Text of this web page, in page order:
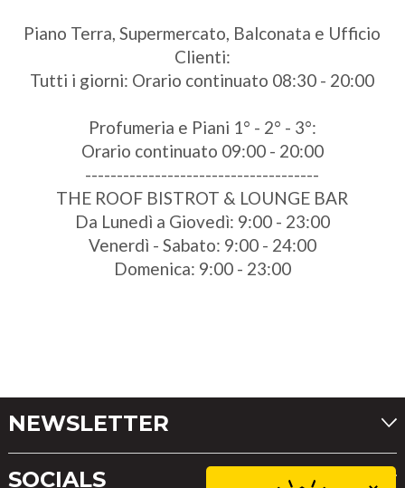
Piano Terra, Supermercato, Balconata e Ufficio
Clienti:
Tutti i giorni: Orario continuato 08:30 - 20:00
Profumeria e Piani 1° - 2° - 3°:
Orario continuato 09:00 - 20:00
-------------------------------------
THE ROOF BISTROT & LOUNGE BAR
Da Lunedì a Giovedì: 9:00 - 23:00
Venerdì - Sabato: 9:00 - 24:00
Domenica: 9:00 - 23:00
NEWSLETTER
SOCIALS